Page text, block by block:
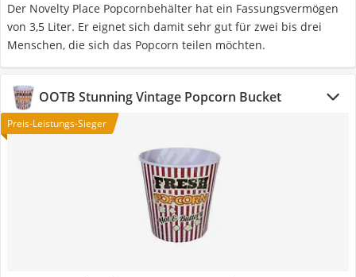
Der Novelty Place Popcornbehälter hat ein Fassungsvermögen
von 3,5 Liter. Er eignet sich damit sehr gut für zwei bis drei
Menschen, die sich das Popcorn teilen möchten.
OOTB Stunning Vintage Popcorn Bucket
Preis-Leistungs-Sieger